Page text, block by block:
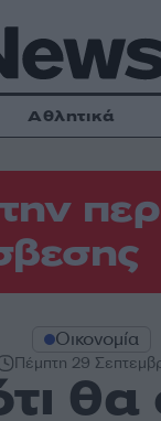
Αθλητικά
Οικονομία
Πέμπτη 29
θα